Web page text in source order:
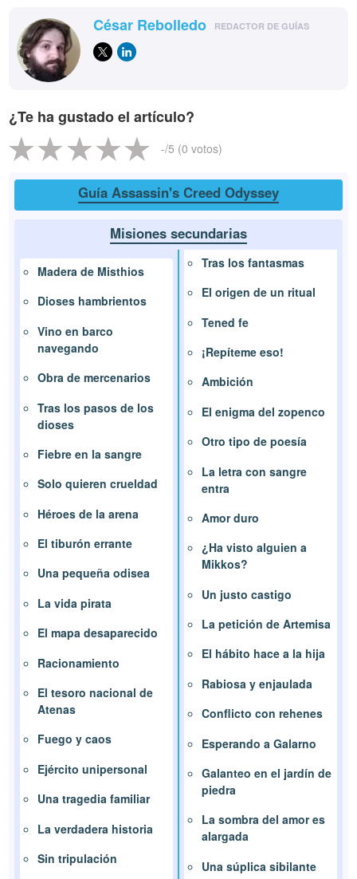
César Rebolledo REDACTOR DE GUÍAS
¿Te ha gustado el artículo?
-/5 (0 votos)
Guía Assassin's Creed Odyssey
Misiones secundarias
Madera de Misthios
Dioses hambrientos
Vino en barco
navegando
Obra de mercenarios
Tras los pasos de los
dioses
Fiebre en la sangre
Solo quieren crueldad
Héroes de la arena
El tiburón errante
Una pequeña odisea
La vida pirata
El mapa desaparecido
Racionamiento
El tesoro nacional de
Atenas
Fuego y caos
Ejército unipersonal
Una tragedia familiar
La verdadera historia
Sin tripulación
Tras los fantasmas
El origen de un ritual
Tened fe
¡Repíteme eso!
Ambición
El enigma del zopenco
Otro tipo de poesía
La letra con sangre
entra
Amor duro
¿Ha visto alguien a
Mikkos?
Un justo castigo
La petición de Artemisa
El hábito hace a la hija
Rabiosa y enjaulada
Conflicto con rehenes
Esperando a Galarno
Galanteo en el jardín de
piedra
La sombra del amor es
alargada
Una súplica sibilante